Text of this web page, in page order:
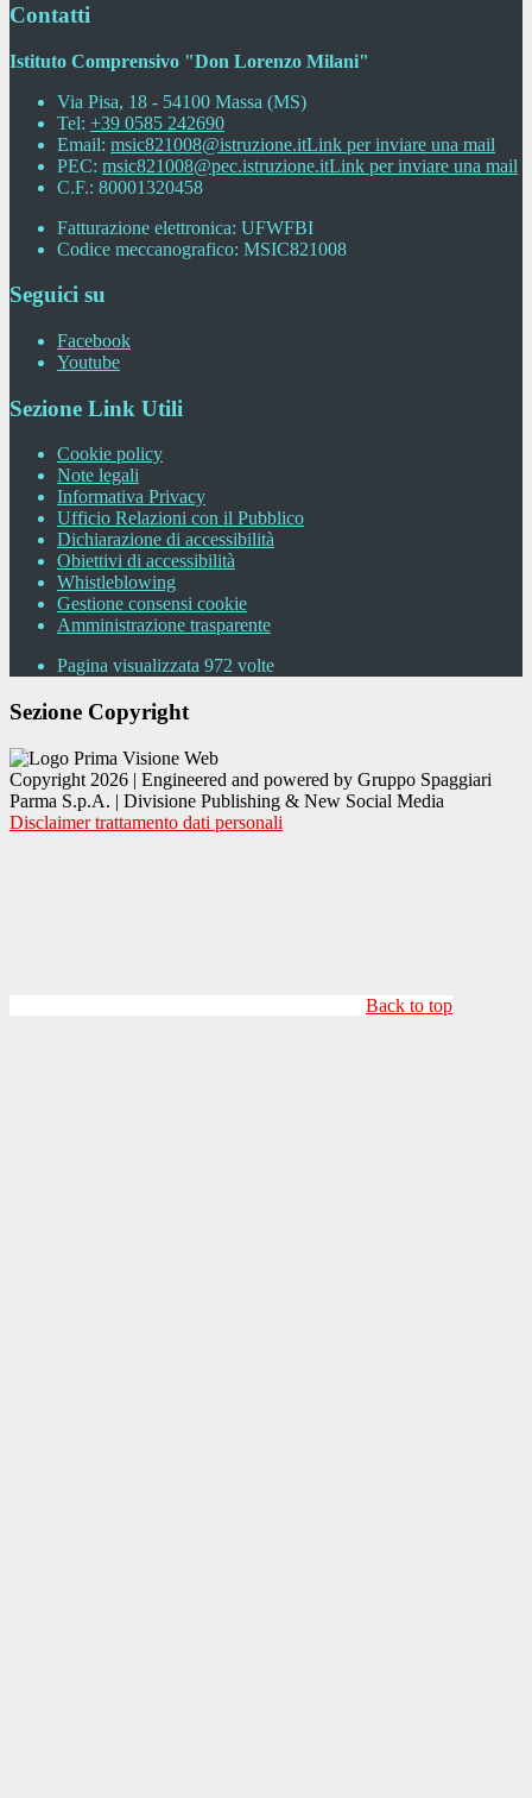
Contatti
Istituto Comprensivo "Don Lorenzo Milani"
Via Pisa, 18 - 54100 Massa (MS)
Tel: +39 0585 242690
Email: msic821008@istruzione.itLink per inviare una mail
PEC: msic821008@pec.istruzione.itLink per inviare una mail
C.F.: 80001320458
Fatturazione elettronica: UFWFBI
Codice meccanografico: MSIC821008
Seguici su
Facebook
Youtube
Sezione Link Utili
Cookie policy
Note legali
Informativa Privacy
Ufficio Relazioni con il Pubblico
Dichiarazione di accessibilità
Obiettivi di accessibilità
Whistleblowing
Gestione consensi cookie
Amministrazione trasparente
Pagina visualizzata 972 volte
Sezione Copyright
Copyright 2026 | Engineered and powered by Gruppo Spaggiari
Parma S.p.A. | Divisione Publishing & New Social Media
Disclaimer trattamento dati personali
Back to top